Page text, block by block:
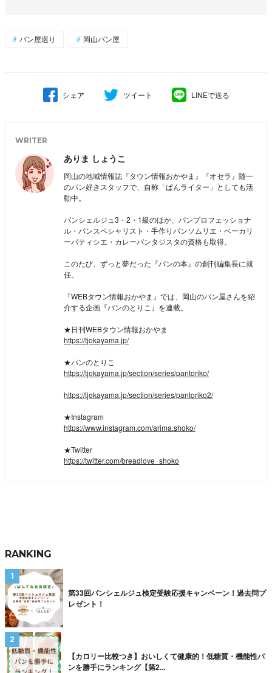
パン屋巡り 岡山パン屋
シェア ツイート LINEで送る
WRITER
ありま しょうこ
岡山の地域情報誌『タウン情報おかやま』『オセラ』随一
のパン好きスタッフで、自称「ぱんライター」としても活
動中。
パンシェルジュ3・2・1級のほか、パンプロフェッショナ
ル・パンスペシャリスト・手作りパンソムリエ・ベーカリ
ーパティシエ・カレーパンタジスタの資格も取得。
このたび、ずっと夢だった『パンの本』の創刊編集長に就
任。
『WEBタウン情報おかやま』では、岡山のパン屋さんを紹
介する企画『パンのとりこ』を連載。
★日刊WEBタウン情報おかやま
https://tjokayama.jp/
★パンのとりこ
https://tjokayama.jp/section/series/pantoriko/
https://tjokayama.jp/section/series/pantoriko2/
★Instagram
https://www.instagram.com/arima.shoko/
★Twitter
https://twitter.com/breadlove_shoko
RANKING
第33回パンシェルジュ検定受験応援キャンペーン！過去問プ
レゼント！
【カロリー比較つき】おいしくて健康的！低糖質・機能性パ
ンを勝手にランキング【第2...